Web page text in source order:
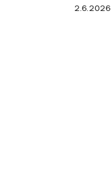
2.6.2026